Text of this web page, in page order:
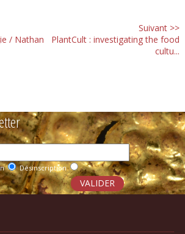
/ Nathan
Suivant >>
PlantCult : investigating the food
cultu...
Désinscription